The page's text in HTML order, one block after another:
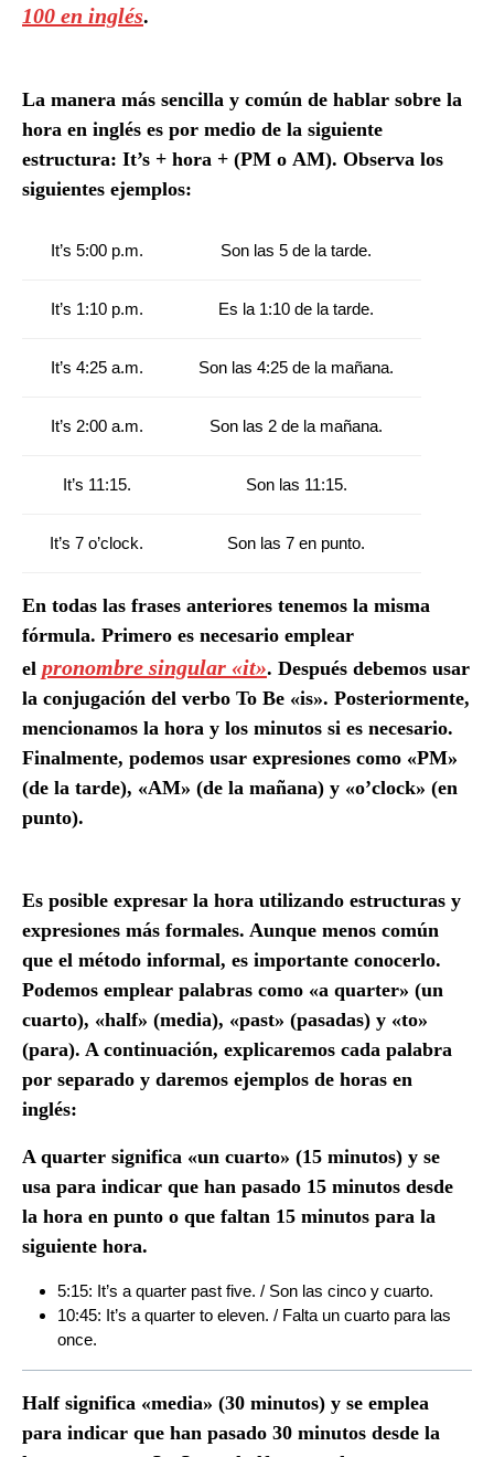
100 en inglés.
La manera más sencilla y común de hablar sobre la
hora en inglés es por medio de la siguiente
estructura: It’s + hora + (PM o AM). Observa los
siguientes ejemplos:
It’s 5:00 p.m. Son las 5 de la tarde.
It’s 1:10 p.m. Es la 1:10 de la tarde.
It’s 4:25 a.m. Son las 4:25 de la mañana.
It’s 2:00 a.m. Son las 2 de la mañana.
It’s 11:15. Son las 11:15.
It’s 7 o’clock. Son las 7 en punto.
En todas las frases anteriores tenemos la misma
fórmula. Primero es necesario emplear
el pronombre singular «it». Después debemos usar
la conjugación del verbo To Be «is». Posteriormente,
mencionamos la hora y los minutos si es necesario.
Finalmente, podemos usar expresiones como «PM»
(de la tarde), «AM» (de la mañana) y «o’clock» (en
punto).
Es posible expresar la hora utilizando estructuras y
expresiones más formales. Aunque menos común
que el método informal, es importante conocerlo.
Podemos emplear palabras como «a quarter» (un
cuarto), «half» (media), «past» (pasadas) y «to»
(para). A continuación, explicaremos cada palabra
por separado y daremos ejemplos de horas en
inglés:
A quarter significa «un cuarto» (15 minutos) y se
usa para indicar que han pasado 15 minutos desde
la hora en punto o que faltan 15 minutos para la
siguiente hora.
5:15: It’s a quarter past five. / Son las cinco y cuarto.
10:45: It’s a quarter to eleven. / Falta un cuarto para las
once.
Half significa «media» (30 minutos) y se emplea
para indicar que han pasado 30 minutos desde la